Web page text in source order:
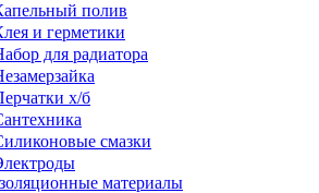
полив
и герметики
для радиатора
х/б
смазки
материалы